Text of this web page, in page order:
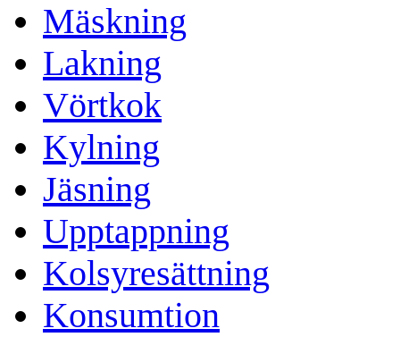
Mäskning
Lakning
Vörtkok
Kylning
Jäsning
Upptappning
Kolsyresättning
Konsumtion